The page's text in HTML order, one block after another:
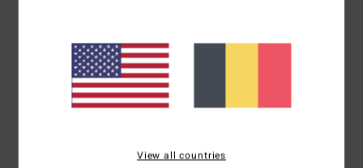
Composition[Matière principale] 100% polyester recyclé
View all countries